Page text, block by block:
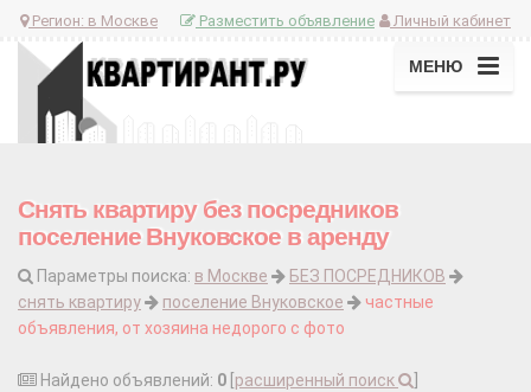
Регион: в Москве Личный кабинет
Разместить объявление
МЕНЮ
Снять квартиру без посредников
поселение Внуковское в аренду
Параметры поиска: в Москве
БЕЗ ПОСРЕДНИКОВ
снять квартиру
поселение Внуковское
частные
объявления, от хозяина недорого с фото
Найдено объявлений: 0 расширенный поиск